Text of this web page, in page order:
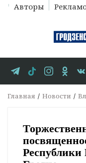
Авторы
Главная Новости
Республики